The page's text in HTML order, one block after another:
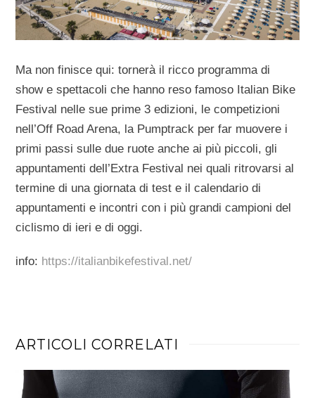
Ma non finisce qui: tornerà il ricco programma di
show e spettacoli che hanno reso famoso Italian Bike
Festival nelle sue prime 3 edizioni, le competizioni
nell’Off Road Arena, la Pumptrack per far muovere i
primi passi sulle due ruote anche ai più piccoli, gli
appuntamenti dell’Extra Festival nei quali ritrovarsi al
termine di una giornata di test e il calendario di
appuntamenti e incontri con i più grandi campioni del
ciclismo di ieri e di oggi.
info: https://italianbikefestival.net/
ARTICOLI CORRELATI